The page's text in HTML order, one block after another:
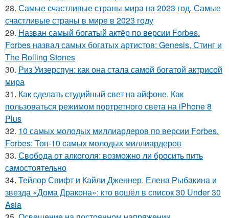
28. Самые счастливые страны мира на 2023 год. Самые
счастливые страны в мире в 2023 году
29. Назван самый богатый актёр по версии Forbes.
Forbes назвал самых богатых артистов: Genesis, Стинг и
The Rolling Stones
30. Риз Уизерспун: как она стала самой богатой актрисой
мира
31. Как сделать студийный свет на айфоне. Как
пользоваться режимом портретного света на iPhone 8
Plus
32. 10 самых молодых миллиардеров по версии Forbes.
Forbes: Топ-10 самых молодых миллиардеров
33. Свобода от алкоголя: возможно ли бросить пить
самостоятельно
34. Тейлор Свифт и Кайли Дженнер. Елена Рыбакина и
звезда «Дома Дракона»: кто вошёл в список 30 Under 30
Asia